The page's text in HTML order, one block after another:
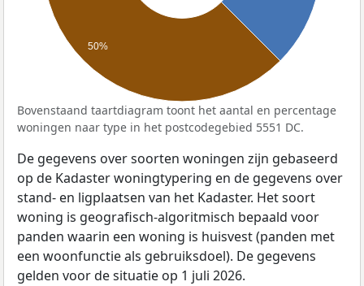
50%
Bovenstaand taartdiagram toont het aantal en percentage
woningen naar type in het postcodegebied 5551 DC.
De gegevens over soorten woningen zijn gebaseerd
op de Kadaster woningtypering en de gegevens over
stand- en ligplaatsen van het Kadaster. Het soort
woning is geografisch-algoritmisch bepaald voor
panden waarin een woning is huisvest (panden met
een woonfunctie als gebruiksdoel). De gegevens
gelden voor de situatie op 1 juli 2026.